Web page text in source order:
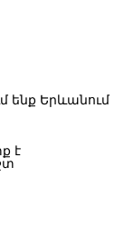
ենք Երևանում